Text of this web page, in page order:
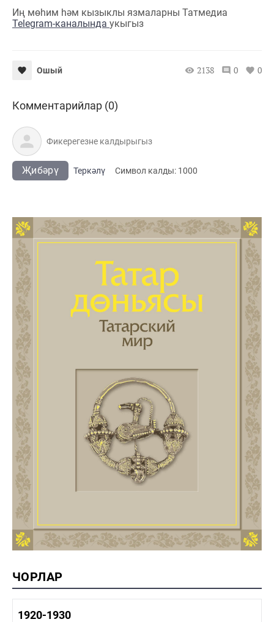
Иң мөһим һәм кызыклы язмаларны Татмедиа
Telegram-каналында укыгыз
Ошый 2138 0 0
Комментарийлар (0)
Җибәрү Теркәлү Cимвол калды: 1000
ЧОРЛАР
1920-1930